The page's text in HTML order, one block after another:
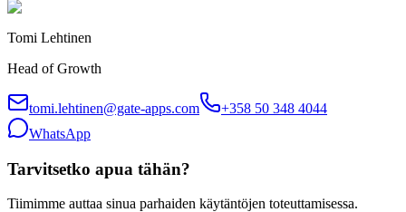
Tomi Lehtinen
Head of Growth
tomi.lehtinen@gate-apps.com
+358 50 348 4044
WhatsApp
Tarvitsetko apua tähän?
Tiimimme auttaa sinua parhaiden käytäntöjen toteuttamisessa.